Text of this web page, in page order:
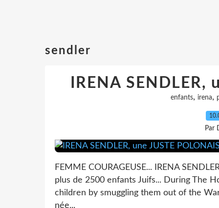
sendler
IRENA SENDLER,
enfants, irena,
Par
FEMME COURAGEUSE... IRENA
plus de 2500 enfants Juifs... During The
children by smuggling them out of the
née...